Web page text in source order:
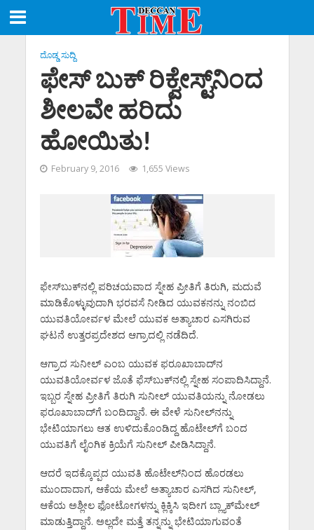
ದೊಡ್ಡ ಸುದ್ದಿ
ಫೇಸ್ ಬುಕ್ ರಿಕ್ವೇಸ್ಟ್‌ನಿಂದ
ಶೀಲವೇ ಹರಿದು
ಹೋಯಿತು!
February 9, 2016 1,655 Views
ಫೇಸ್‌‌ಬುಕ್‌‌ನಲ್ಲಿ ಪರಿಚಯವಾದ ಸ್ನೇಹ ಪ್ರೀತಿಗೆ ತಿರುಗಿ, ಮದುವೆ
ಮಾಡಿಕೊಳ್ಳುವುದಾಗಿ ಭರವಸೆ ನೀಡಿದ ಯುವಕನನ್ನು ನಂಬಿದ
ಯುವತಿಯೋರ್ವಳ ಮೇಲೆ ಯುವಕ ಅತ್ಯಾಚಾರ ಎಸಗಿರುವ
ಘಟನೆ ಉತ್ತರಪ್ರದೇಶದ ಆಗ್ರಾದಲ್ಲಿ ನಡೆದಿದೆ.
ಆಗ್ರಾದ ಸುನೀಲ್ ಎಂಬ ಯುವಕ ಫರೂಖಾಬಾದ್‌‌‌ನ
ಯುವತಿಯೋರ್ವಳ ಜೊತೆ ಫೆಸ್‌ಬುಕ್‌ನಲ್ಲಿ ಸ್ನೇಹ ಸಂಪಾದಿಸಿದ್ದಾನೆ.
ಇಬ್ಬರ ಸ್ನೇಹ ಪ್ರೀತಿಗೆ ತಿರುಗಿ ಸುನೀಲ್ ಯುವತಿಯನ್ನು ನೋಡಲು
ಫರೂಖಾಬಾದ್‌‌ಗೆ ಬಂದಿದ್ದಾನೆ. ಈ ವೇಳೆ ಸುನೀಲ್‌‌‌ನನ್ನು
ಭೇಟಿಯಾಗಲು ಆತ ಉಳಿದುಕೊಂಡಿದ್ದ ಹೊಟೇಲ್‌‌ಗೆ ಬಂದ
ಯುವತಿಗೆ ಲೈಂಗಿಕ ಕ್ರಿಯೆಗೆ ಸುನೀಲ್ ಪೀಡಿಸಿದ್ದಾನೆ.
ಆದರೆ ಇದಕ್ಕೊಪ್ಪದ ಯುವತಿ ಹೊಟೇಲ್‌‌‌ನಿಂದ ಹೊರಡಲು
ಮುಂದಾದಾಗ, ಆಕೆಯ ಮೇಲೆ ಅತ್ಯಾಚಾರ ಎಸಗಿದ ಸುನೀಲ್,
ಆಕೆಯ ಅಶ್ಲೀಲ ಫೋಟೋಗಳನ್ನು ಕ್ಲಿಕ್ಕಿಸಿ ಇದೀಗ ಬ್ಲ್ಯಾಕ್‌‌ಮೇಲ್
ಮಾಡುತ್ತಿದ್ದಾನೆ. ಅಲ್ಲದೇ ಮತ್ತೆ ತನ್ನನ್ನು ಭೇಟಿಯಾಗುವಂತೆ